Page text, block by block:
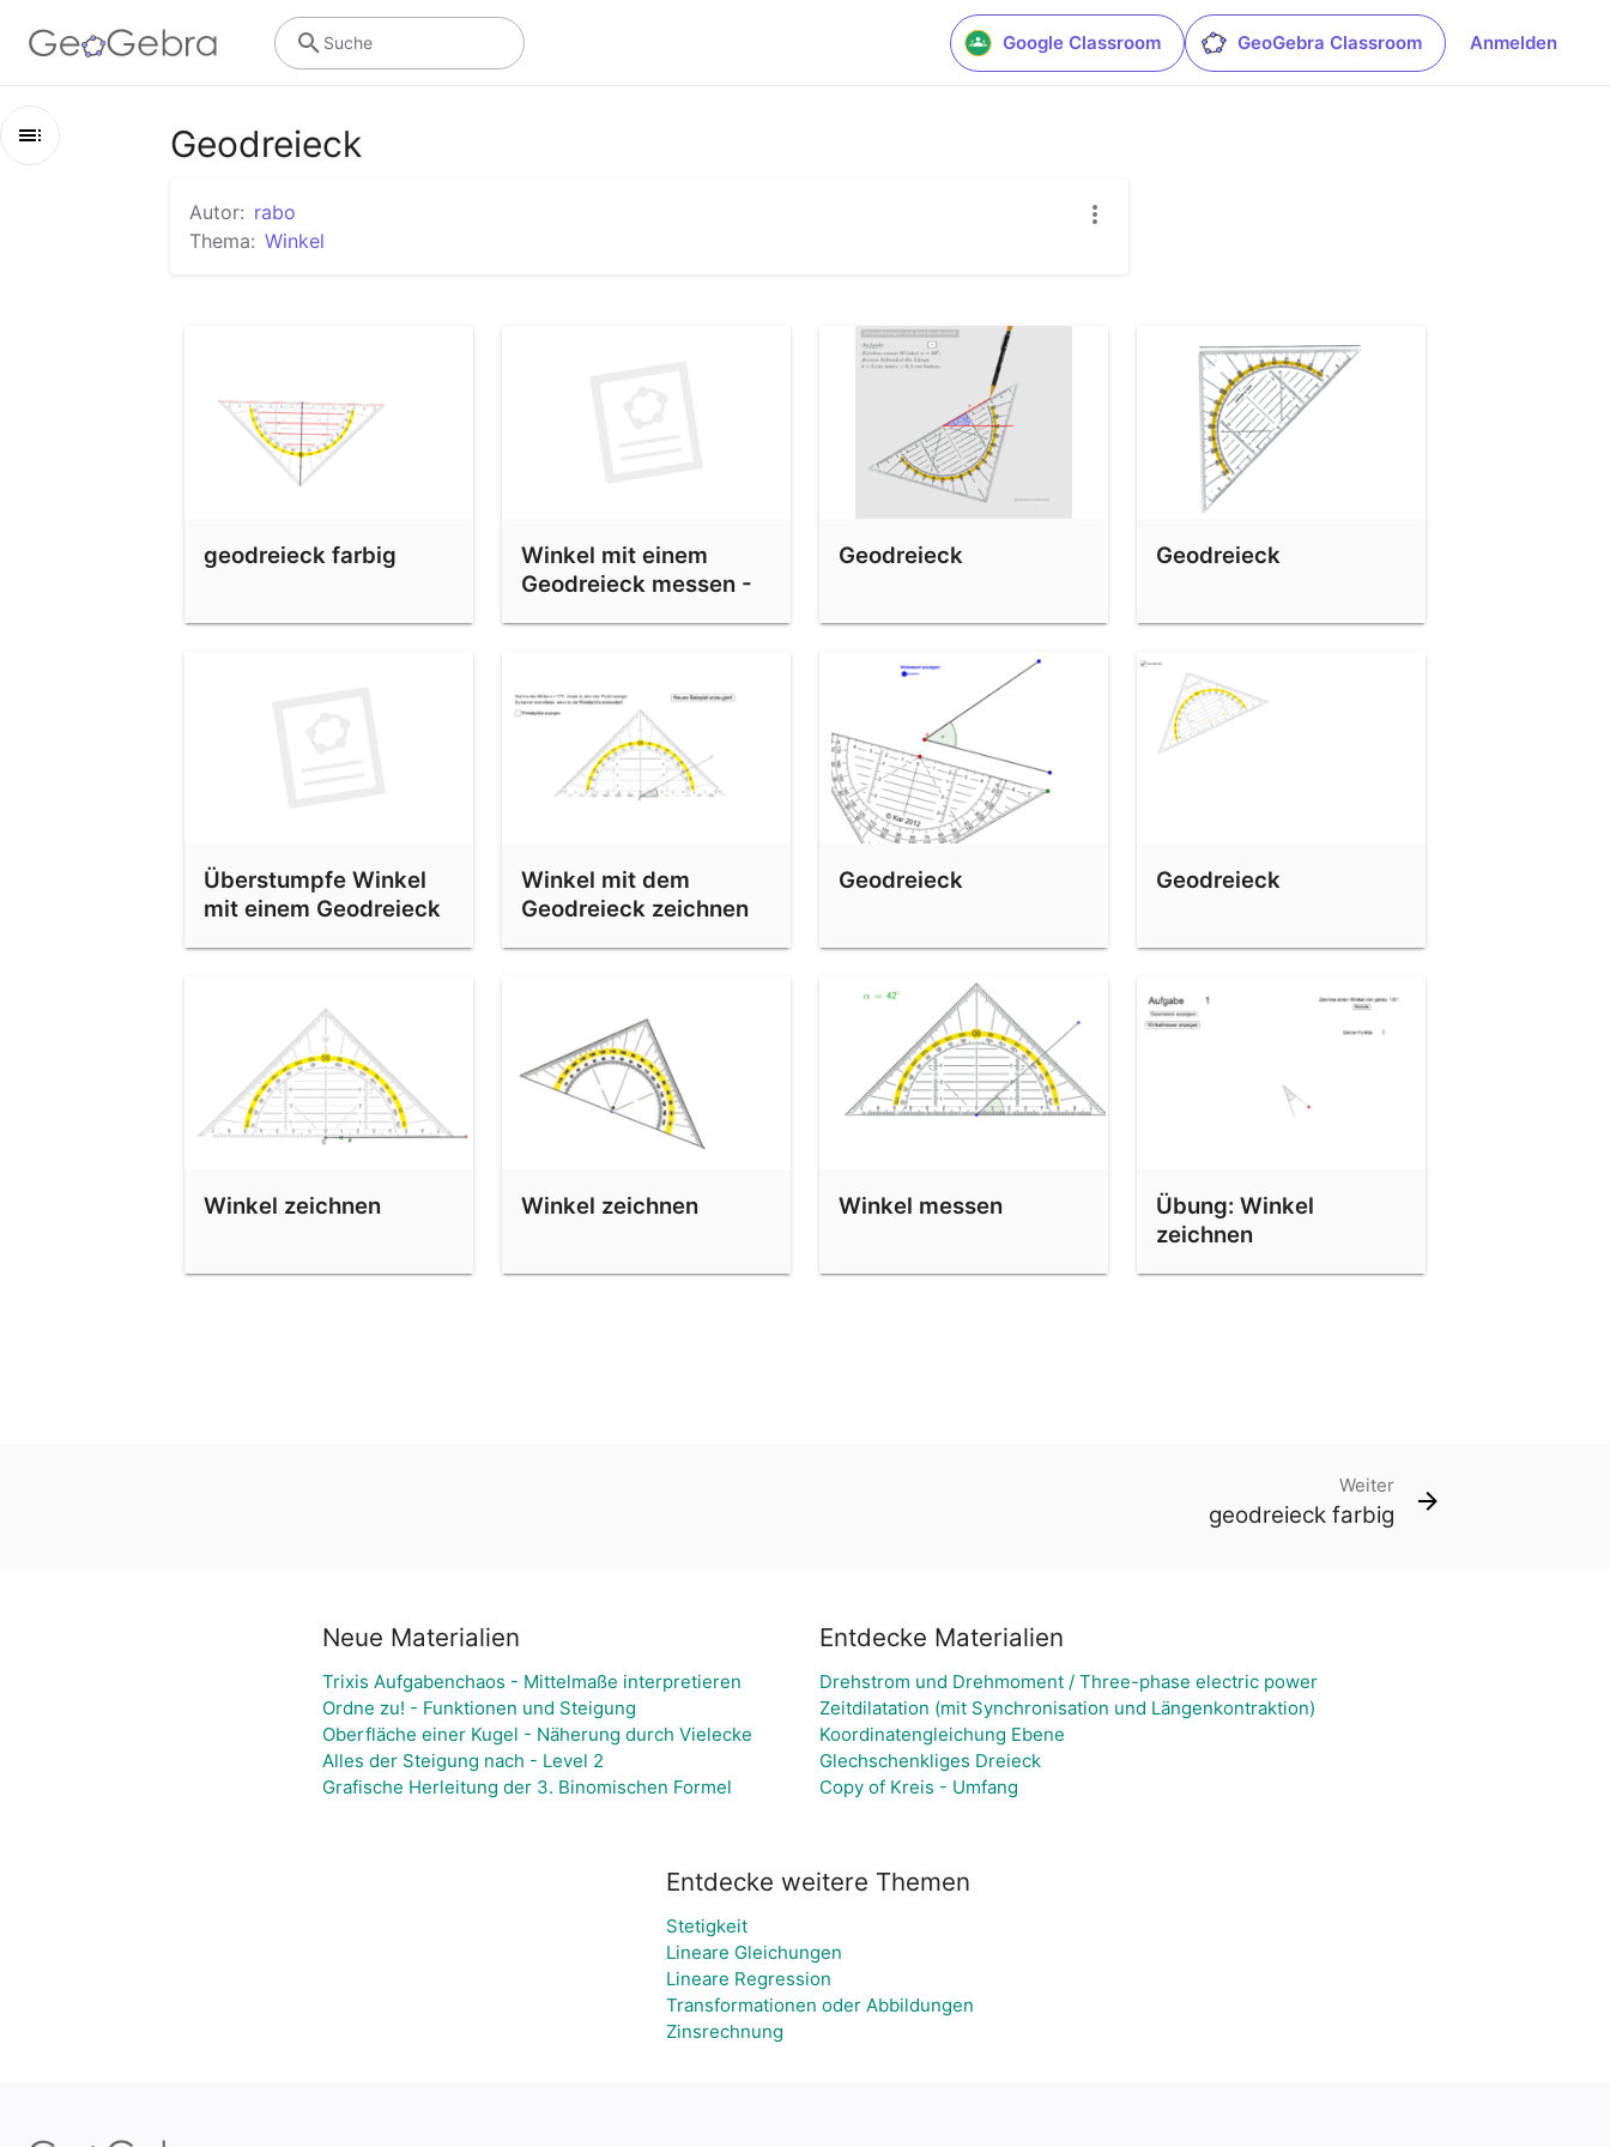
Google Classroom GeoGebra Classroom Anmelden
Suche
Überstumpfe Winkel mit einem Geodreieck messen - realmath.de
Geodreieck
Autor: rabo
Thema: Winkel
geodreieck farbig
Winkel mit einem
Geodreieck messen -
Geodreieck Geodreieck
Überstumpfe Winkel
mit einem Geodreieck
Winkel mit dem
Geodreieck zeichnen
Geodreieck Geodreieck
Winkel zeichnen Winkel zeichnen Winkel messen
Übung: Winkel
zeichnen
Weiter
geodreieck farbig
Neue Materialien
Trixis Aufgabenchaos - Mittelmaße interpretieren
Ordne zu! - Funktionen und Steigung
Oberfläche einer Kugel - Näherung durch Vielecke
Alles der Steigung nach - Level 2
Grafische Herleitung der 3. Binomischen Formel
Entdecke Materialien
Drehstrom und Drehmoment / Three-phase electric power
Zeitdilatation (mit Synchronisation und Längenkontraktion)
Koordinatengleichung Ebene
Glechschenkliges Dreieck
Copy of Kreis - Umfang
Entdecke weitere Themen
Stetigkeit
Lineare Gleichungen
Lineare Regression
Transformationen oder Abbildungen
Zinsrechnung